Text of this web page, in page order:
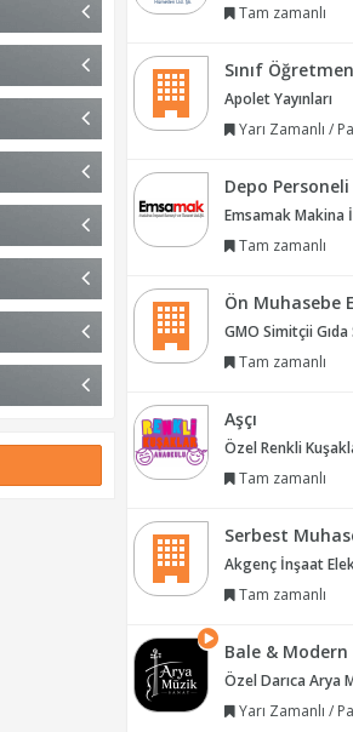
Tam zamanlı
Sınıf
Apolet Yayınları
Yarı Zamanlı /
Depo Personeli
Emsamak Makina
Tam zamanlı
Ön Muhasebe
GMO Simitçii Gıda
Tam zamanlı
Aşçı
Özel Renkli
Tam zamanlı
Serbest
Akgenç İnşaat
Tam zamanlı
Bale &
Özel Darıca Arya
Yarı Zamanlı /